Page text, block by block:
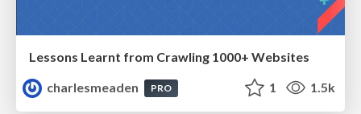
Lessons Learnt from Crawling 1000+ Websites
charlesmeaden
PRO 1 1.5k